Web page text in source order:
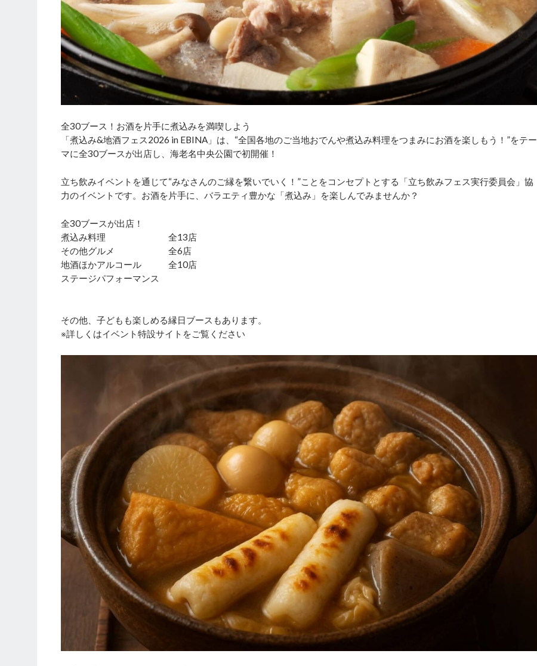
全30ブース！お酒を片手に煮込みを満喫しよう
「煮込み&地酒フェス2026 in EBINA」は、“全国各地のご当地おでんや煮込み料理をつまみにお酒を楽しもう！”をテー
マに全30ブースが出店し、海老名中央公園で初開催！
立ち飲みイベントを通じて“みなさんのご縁を繋いでいく！”ことをコンセプトとする「立ち飲みフェス実行委員会」協
力のイベントです。お酒を片手に、バラエティ豊かな「煮込み」を楽しんでみませんか？
全30ブースが出店！
煮込み料理 全13店
その他グルメ 全6店
地酒ほかアルコール 全10店
ステージパフォーマンス
その他、子どもも楽しめる縁日ブースもあります。
※詳しくはイベント特設サイトをご覧ください